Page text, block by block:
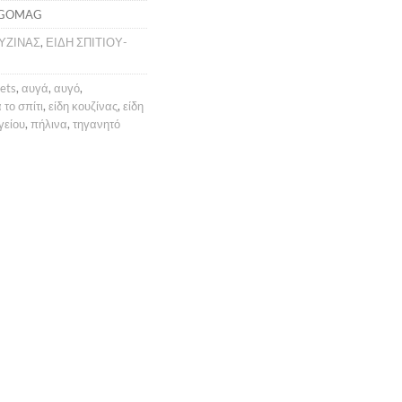
, ΕΙΔΗ ΣΠΙΤΙΟΥ-
, αυγά, αυγό,
σπίτι, είδη κουζίνας, είδη
, πήλινα, τηγανητό